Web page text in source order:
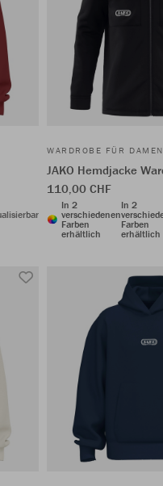
WARDROBE FÜR DAMEN
JAKO Hemdjacke
110,00 CHF
In 2
verschiedenen
Farben
erhältlich
In 2
Farben
erhältlich